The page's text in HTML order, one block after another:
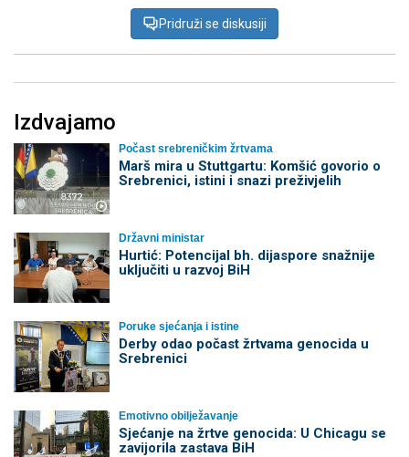
Pridruži se diskusiji
Izdvajamo
Počast srebreničkim žrtvama
Marš mira u Stuttgartu: Komšić govorio o
Srebrenici, istini i snazi preživjelih
Državni ministar
Hurtić: Potencijal bh. dijaspore snažnije
uključiti u razvoj BiH
Poruke sjećanja i istine
Derby odao počast žrtvama genocida u
Srebrenici
Emotivno obilježavanje
Sjećanje na žrtve genocida: U Chicagu se
zavijorila zastava BiH